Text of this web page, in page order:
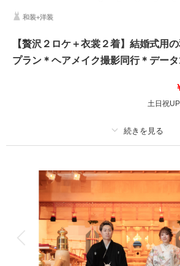
ドレスを2点選べる洋装フォトプラン。チャペル
でき、ロケーション撮影は農業園芸センターが基
西公園や定禅寺通りなどの撮影スポットもオプシ
案内可能。結婚式本番用の上質ドレスも豊富にご
撮影場所： ホテルモン
来店・オンライン
和装+洋装
【贅沢２ロケ＋衣裳２着】結婚式用
プラン＊ヘアメイク撮影同行＊デー
土日祝UP
撮影料 新婦衣装2着
着付け
アルバム データ 100 カット
衣装追加 会食
家族と撮影 家族用衣装レンタル